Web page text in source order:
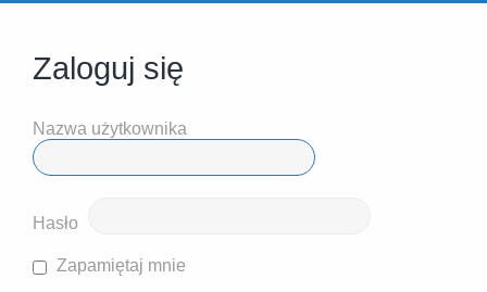
Zaloguj się
Nazwa użytkownika
Hasło
Zapamiętaj mnie